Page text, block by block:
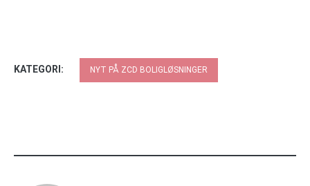
KATEGORI: NYT PÅ ZCD BOLIGLØSNINGER